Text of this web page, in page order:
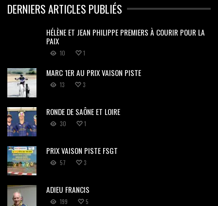
DERNIERS ARTICLES PUBLIÉS
HÉLÈNE ET JEAN PHILIPPE PREMIERS À COURIR POUR LA
PAIX
10 1
MARC 1ER AU PRIX VAISON PISTE
13 3
RONDE DE SAÔNE ET LOIRE
30 1
PRIX VAISON PISTE FSGT
57 3
ADIEU FRANCIS
199 5